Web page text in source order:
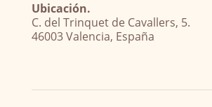
Ubicación.
C. del Trinquet de Cavallers, 5.
46003 Valencia, España